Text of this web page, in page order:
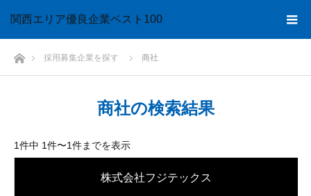
関西エリア優良企業ベスト100
ホーム採用募集企業を探す 商社
商社の検索結果
1件中 1件〜1件までを表示
株式会社フジテックス